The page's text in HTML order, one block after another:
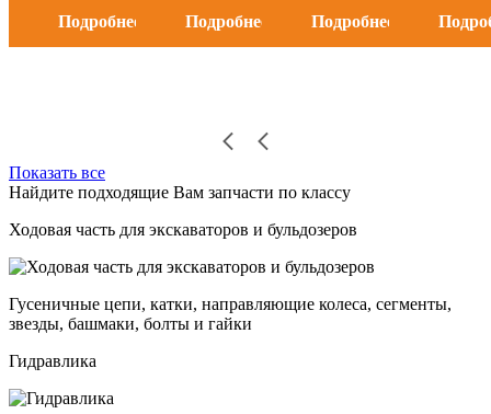
Подробнее Подробнее Подробнее
Показать все
Найдите подходящие Вам запчасти по классу
Ходовая часть для экскаваторов и бульдозеров
Гусеничные цепи, катки, направляющие колеса, сегменты,
звезды, башмаки, болты и гайки
Гидравлика